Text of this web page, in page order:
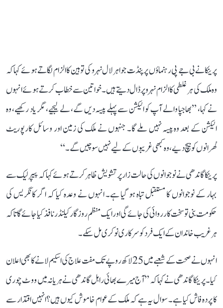
پرینکا نے بی جے پی رہنماؤں پر پنڈت جواہر لال نہرو کی توہین کا الزام لگاتے ہوئے کہا کہ
وہ ملک کی ہر غلطی کا الزام نہرو پر ڈال دیتے ہیں۔ خواتین سے خطاب کرتے ہوئے انہوں
نے کہا، ’’بھاجپا والے آپ کو الیکشن سے پہلے پیسہ دیں گے، لے لیجیے، مگر یاد رکھیے، وہ
الیکشن کے بعد وہ پیسہ نہیں ملے گا۔ جنہوں نے ملک کی زمین اور وسائل کارپوریٹ
گھرانوں کو بیچ دیے، وہ کبھی غریبوں کے لیے نہیں سوچیں گے۔‘‘
پرینکا گاندھی نے نوجوانوں کی حالت زار پر تشویش ظاہر کرتے ہوئے کہا کہ پیپر لیک سے
بہار کے نوجوانوں کا مستقبل تباہ ہو گیا ہے۔ انہوں نے وعدہ کیا کہ اگر کانگریس کی
حکومت بنی تو سخت کارروائی کی جائے گی اور ایک منظم روزگار کیلنڈر نافذ کیا جائے گا تاکہ
ہر غریب خاندان کے ایک فرد کو سرکاری نوکری مل سکے۔
انہوں نے صحت کے شعبے میں 25 لاکھ روپے تک مفت علاج کی اسکیم لانے کا بھی اعلان
کیا۔ پرینکا گاندھی نے کہا کہ ’’آج میرے بھائی راہل گاندھی نے ہریانہ میں ووٹ چوری
کا پردہ فاش کیا ہے۔ سوال یہ ہے کہ ملک کے عوام خاموش کیوں ہیں؟ انہیں اقتدار سے